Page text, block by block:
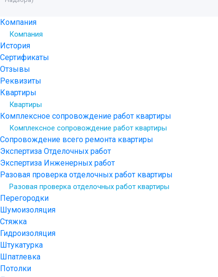
Компания
Компания
История
Сертификаты
Отзывы
Реквизиты
Квартиры
Квартиры
Комплексное сопровождение работ квартиры
Комплексное сопровождение работ квартиры
Сопровождение всего ремонта квартиры
Экспертиза Отделочных работ
Экспертиза Инженерных работ
Разовая проверка отделочных работ квартиры
Разовая проверка отделочных работ квартиры
Перегородки
Шумоизоляция
Стяжка
Гидроизоляция
Штукатурка
Шпатлевка
Потолки